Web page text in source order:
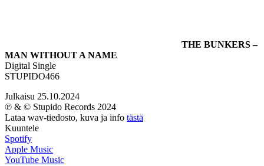
THE BUNKERS –
MAN WITHOUT A NAME
Digital Single
STUPIDO466
Julkaisu 25.10.2024
℗ & © Stupido Records 2024
Lataa wav-tiedosto, kuva ja info tästä
Kuuntele
Spotify
Apple Music
YouTube Music